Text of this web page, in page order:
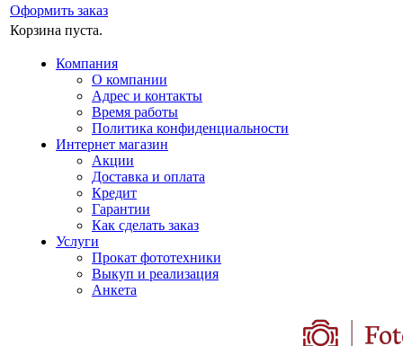
Оформить заказ
Корзина пуста.
Компания
О компании
Адрес и контакты
Время работы
Политика конфиденциальности
Интернет магазин
Акции
Доставка и оплата
Кредит
Гарантии
Как сделать заказ
Услуги
Прокат фототехники
Выкуп и реализация
Анкета